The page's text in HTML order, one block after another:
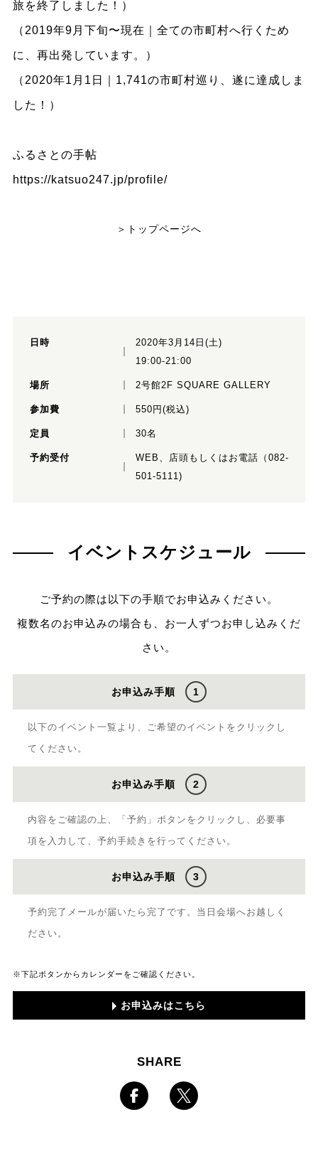
旅を終了しました！）
（2019年9月下旬〜現在｜全ての市町村へ行くため
に、再出発しています。）
（2020年1月1日｜1,741の市町村巡り、遂に達成しま
した！）
ふるさとの手帖
https://katsuo247.jp/profile/
＞トップページへ
日時
2020年3月14日(土)
19:00-21:00
場所 2号館2F SQUARE GALLERY
参加費 550円(税込)
定員 30名
予約受付
WEB、店頭もしくはお電話（082-
501-5111)
イベントスケジュール
ご予約の際は以下の手順でお申込みください。
複数名のお申込みの場合も、お一人ずつお申し込みくだ
さい。
お申込み手順 1
以下のイベント一覧より、ご希望のイベントをクリックし
てください。
お申込み手順 2
内容をご確認の上、「予約」ボタンをクリックし、必要事
項を入力して、予約手続きを行ってください。
お申込み手順 3
予約完了メールが届いたら完了です。当日会場へお越しく
ださい。
※下記ボタンからカレンダーをご確認ください。
お申込みはこちら
SHARE